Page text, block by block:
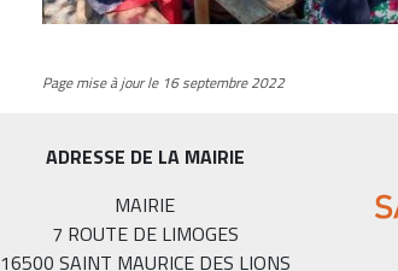
Page mise à jour le 16 septembre 2022
ADRESSE DE LA MAIRIE
MAIRIE
7 ROUTE DE LIMOGES
16500 SAINT MAURICE DES LIONS